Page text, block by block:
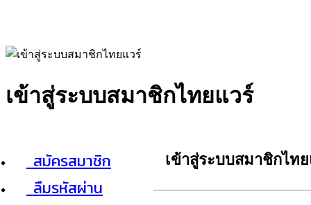
เข้าสู่ระบบสมาชิกไทยแวร์
สมัครสมาชิก
ลืมรหัสผ่าน
เข้าสู่ระบบสมาชิกไท